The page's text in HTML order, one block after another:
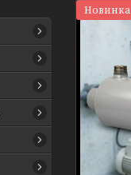
Новинка